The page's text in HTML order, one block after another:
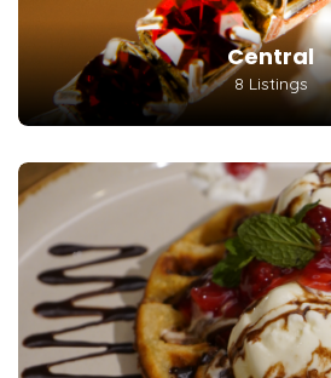
Central
8 Listings